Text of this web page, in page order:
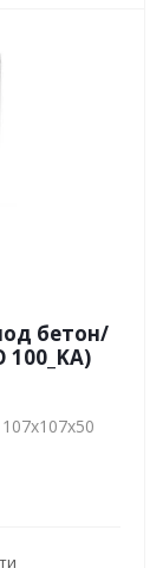
бетон/
100_KA)